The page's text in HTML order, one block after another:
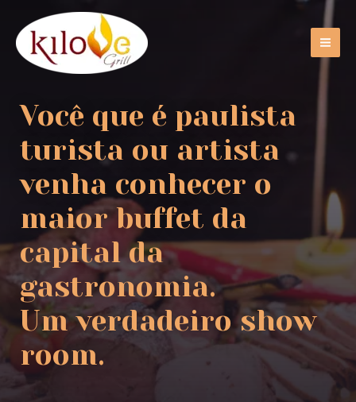
Você que é paulista
turista ou artista
venha conhecer o
maior buffet da
capital da
gastronomia.
Um verdadeiro show
room.